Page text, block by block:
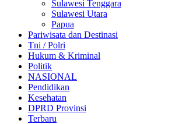
Sulawesi Tenggara
Sulawesi Utara
Papua
Pariwisata dan Destinasi
Tni / Polri
Hukum & Kriminal
Politik
NASIONAL
Pendidikan
Kesehatan
DPRD Provinsi
Terbaru